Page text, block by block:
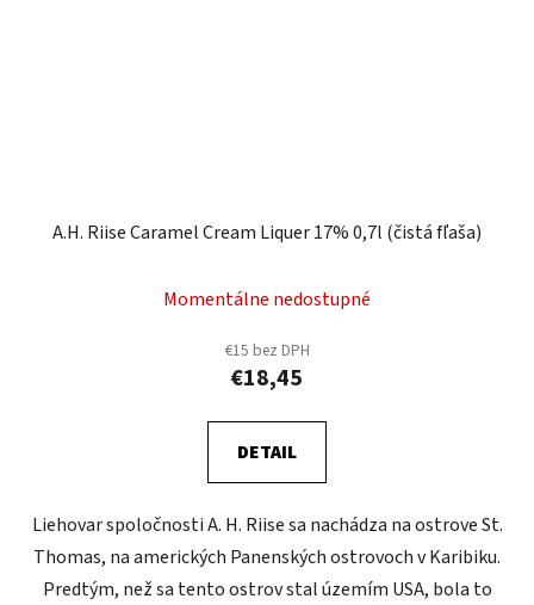
A.H. Riise Caramel Cream Liquer 17% 0,7l (čistá fľaša)
Momentálne nedostupné
€15 bez DPH
€18,45
DETAIL
Liehovar spoločnosti A. H. Riise sa nachádza na ostrove St.
Thomas, na amerických Panenských ostrovoch v Karibiku.
Predtým, než sa tento ostrov stal územím USA, bola to